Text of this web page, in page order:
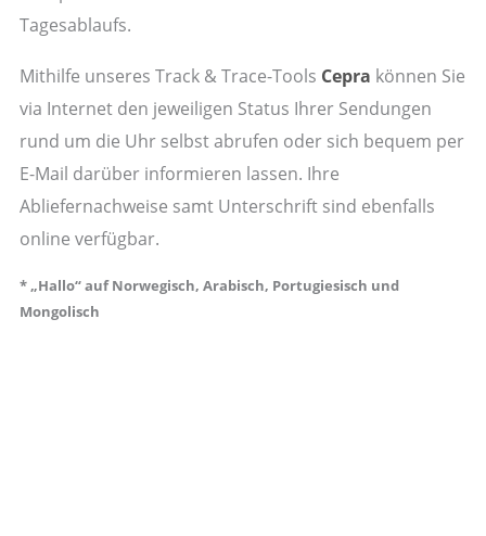
Tagesablaufs.
Mithilfe unseres Track & Trace-Tools Cepra können Sie
via Internet den jeweiligen Status Ihrer Sendungen
rund um die Uhr selbst abrufen oder sich bequem per
E-Mail darüber informieren lassen. Ihre
Abliefernachweise samt Unterschrift sind ebenfalls
online verfügbar.
* „Hallo“ auf Norwegisch, Arabisch, Portugiesisch und
Mongolisch